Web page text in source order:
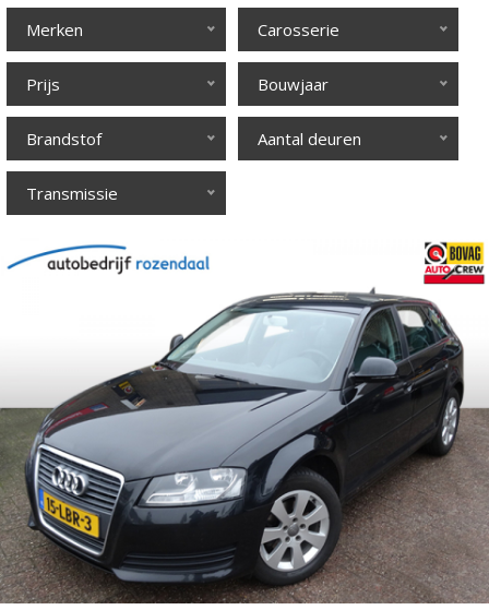
Merken Carosserie
Prijs Bouwjaar
Brandstof Aantal deuren
Transmissie